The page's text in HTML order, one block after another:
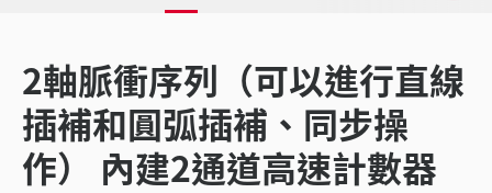
2軸脈衝序列（可以進行直線
插補和圓弧插補、同步操
作） 內建2通道高速計數器